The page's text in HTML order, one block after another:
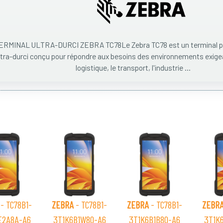
ULTRA-DURCI ZEBRA TC78Le Zebra TC78 est un terminal
durci conçu pour répondre aux besoins des environnements
logistique, le transport, l'industrie ...
TC78B1-
A6
ZEBRA - TC78B1-
3T1K6B1W80-A6
ZEBRA - TC78B1-
3T1K6B1B80-A6